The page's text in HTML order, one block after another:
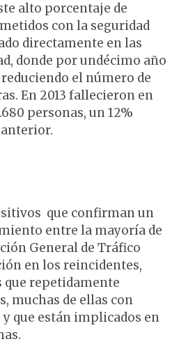
alto porcentaje de
con la seguridad
directamente en las
donde por undécimo año
el número de
En 2013 fallecieron en
personas, un 12%
que confirman un
entre la mayoría de
General de Tráfico
en los reincidentes,
que repetidamente
muchas de ellas con
que están implicados en